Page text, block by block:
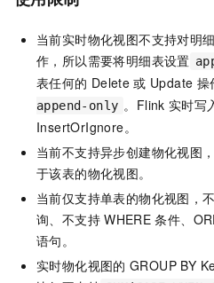
当前实时物化视图不支持对明
作，所以需要将明细表设置
表任何的 Delete 或 Update 操
append-only 。Flink 实时写
InsertOrIgnore。
当前不支持异步创建物化视图
于该表的物化视图。
当前仅支持单表的物化视图，
询、不支持 WHERE 条件、
语句。
实时物化视图的 GROUP BY